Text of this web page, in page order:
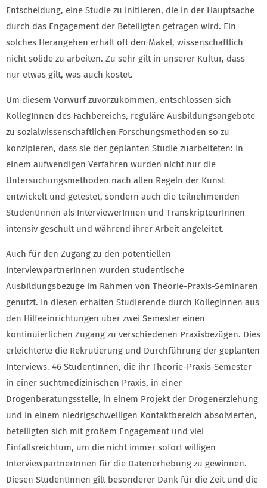
Entscheidung, eine Studie zu initiieren, die in der Hauptsache
durch das Engagement der Beteiligten getragen wird. Ein
solches Herangehen erhält oft den Makel, wissenschaftlich
nicht solide zu arbeiten. Zu sehr gilt in unserer Kultur, dass
nur etwas gilt, was auch kostet.
Um diesem Vorwurf zuvorzukommen, entschlossen sich
KollegInnen des Fachbereichs, reguläre Ausbildungsangebote
zu sozialwissenschaftlichen Forschungsmethoden so zu
konzipieren, dass sie der geplanten Studie zuarbeiteten: In
einem aufwendigen Verfahren wurden nicht nur die
Untersuchungsmethoden nach allen Regeln der Kunst
entwickelt und getestet, sondern auch die teilnehmenden
StudentInnen als InterviewerInnen und TranskripteurInnen
intensiv geschult und während ihrer Arbeit angeleitet.
Auch für den Zugang zu den potentiellen
InterviewpartnerInnen wurden studentische
Ausbildungsbezüge im Rahmen von Theorie-Praxis-Seminaren
genutzt. In diesen erhalten Studierende durch KollegInnen aus
den Hilfeeinrichtungen über zwei Semester einen
kontinuierlichen Zugang zu verschiedenen Praxisbezügen. Dies
erleichterte die Rekrutierung und Durchführung der geplanten
Interviews. 46 StudentInnen, die ihr Theorie-Praxis-Semester
in einer suchtmedizinischen Praxis, in einer
Drogenberatungsstelle, in einem Projekt der Drogenerziehung
und in einem niedrigschwelligen Kontaktbereich absolvierten,
beteiligten sich mit großem Engagement und viel
Einfallsreichtum, um die nicht immer sofort willigen
InterviewpartnerInnen für die Datenerhebung zu gewinnen.
Diesen StudentInnen gilt besonderer Dank für die Zeit und die